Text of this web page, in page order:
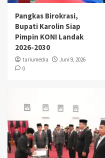
Pangkas Birokrasi,
Bupati Karolin Siap
Pimpin KONI Landak
2026-2030
tariumedia
Juni 9, 2026
0